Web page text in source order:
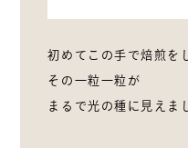
初めてこの手で焙煎を
その一粒一粒が
まるで光の種に見えま